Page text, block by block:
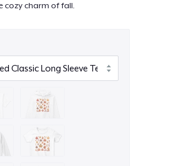
charm of fall.